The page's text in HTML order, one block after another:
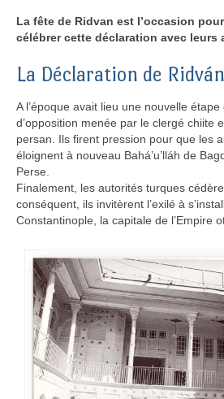
La fête de Ridvan est l’occasion
célébrer cette déclaration avec leurs
La Déclaration de Ridván
A l’époque avait lieu une nouvelle
d’opposition menée par le clergé chiite
persan. Ils firent pression pour que les
éloignent à nouveau Bahá’u’lláh de
Perse.
Finalement, les autorités turques
conséquent, ils invitèrent l’exilé à
Constantinople, la capitale de l’Empire